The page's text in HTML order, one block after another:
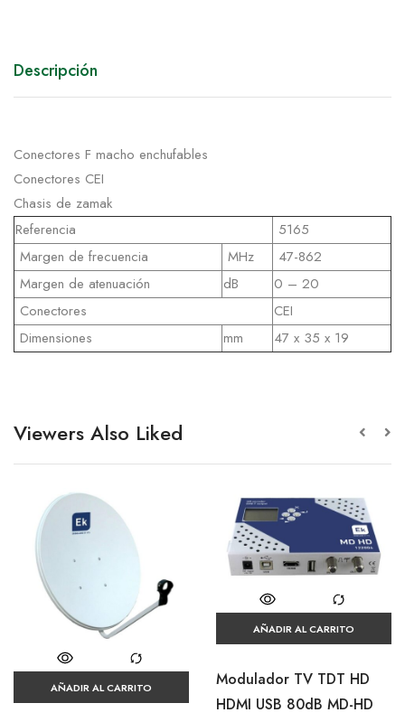
Descripción
Conectores F macho enchufables
Conectores CEI
Chasis de zamak
Referencia
5165
Margen de frecuencia
MHz
47-862
Margen de atenuación
dB
0 – 20
Conectores
CEI
Dimensiones
mm 47 x 35 x 19
Viewers Also Liked
AÑADIR AL CARRITO
AÑADIR AL CARRITO
Modulador TV TDT HD
HDMI USB 80dB MD-HD